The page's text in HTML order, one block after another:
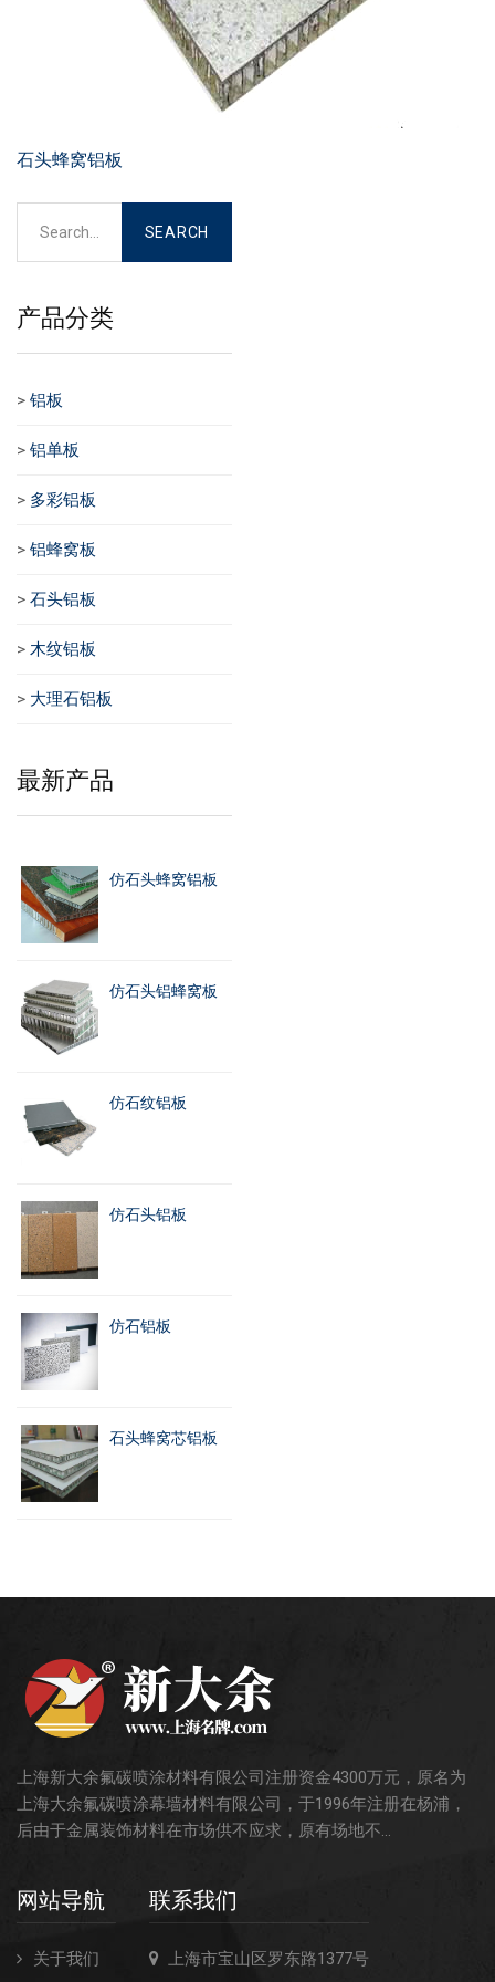
石头蜂窝铝板
产品分类
> 铝板
> 铝单板
> 多彩铝板
> 铝蜂窝板
> 石头铝板
> 木纹铝板
> 大理石铝板
最新产品
仿石头蜂窝铝板
仿石头铝蜂窝板
仿石纹铝板
仿石头铝板
仿石铝板
石头蜂窝芯铝板
上海新大余氟碳喷涂材料有限公司注册资金4300万元，原名为
上海大余氟碳喷涂幕墙材料有限公司，于1996年注册在杨浦，
后由于金属装饰材料在市场供不应求，原有场地不...
网站导航
关于我们
联系我们
上海市宝山区罗东路1377号